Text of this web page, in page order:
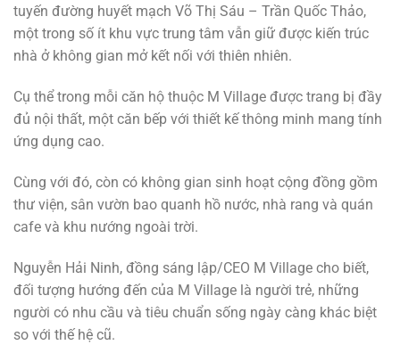
tuyến đường huyết mạch Võ Thị Sáu – Trần Quốc Thảo,
một trong số ít khu vực trung tâm vẫn giữ được kiến trúc
nhà ở không gian mở kết nối với thiên nhiên.
Cụ thể trong mỗi căn hộ thuộc M Village được trang bị đầy
đủ nội thất, một căn bếp với thiết kế thông minh mang tính
ứng dụng cao.
Cùng với đó, còn có không gian sinh hoạt cộng đồng gồm
thư viện, sân vườn bao quanh hồ nước, nhà rang và quán
cafe và khu nướng ngoài trời.
Nguyễn Hải Ninh, đồng sáng lập/CEO M Village cho biết,
đối tượng hướng đến của M Village là người trẻ, những
người có nhu cầu và tiêu chuẩn sống ngày càng khác biệt
so với thế hệ cũ.